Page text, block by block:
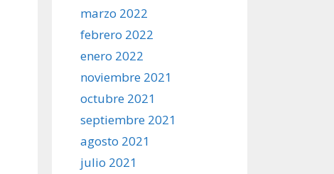
marzo 2022
febrero 2022
enero 2022
noviembre 2021
octubre 2021
septiembre 2021
agosto 2021
julio 2021